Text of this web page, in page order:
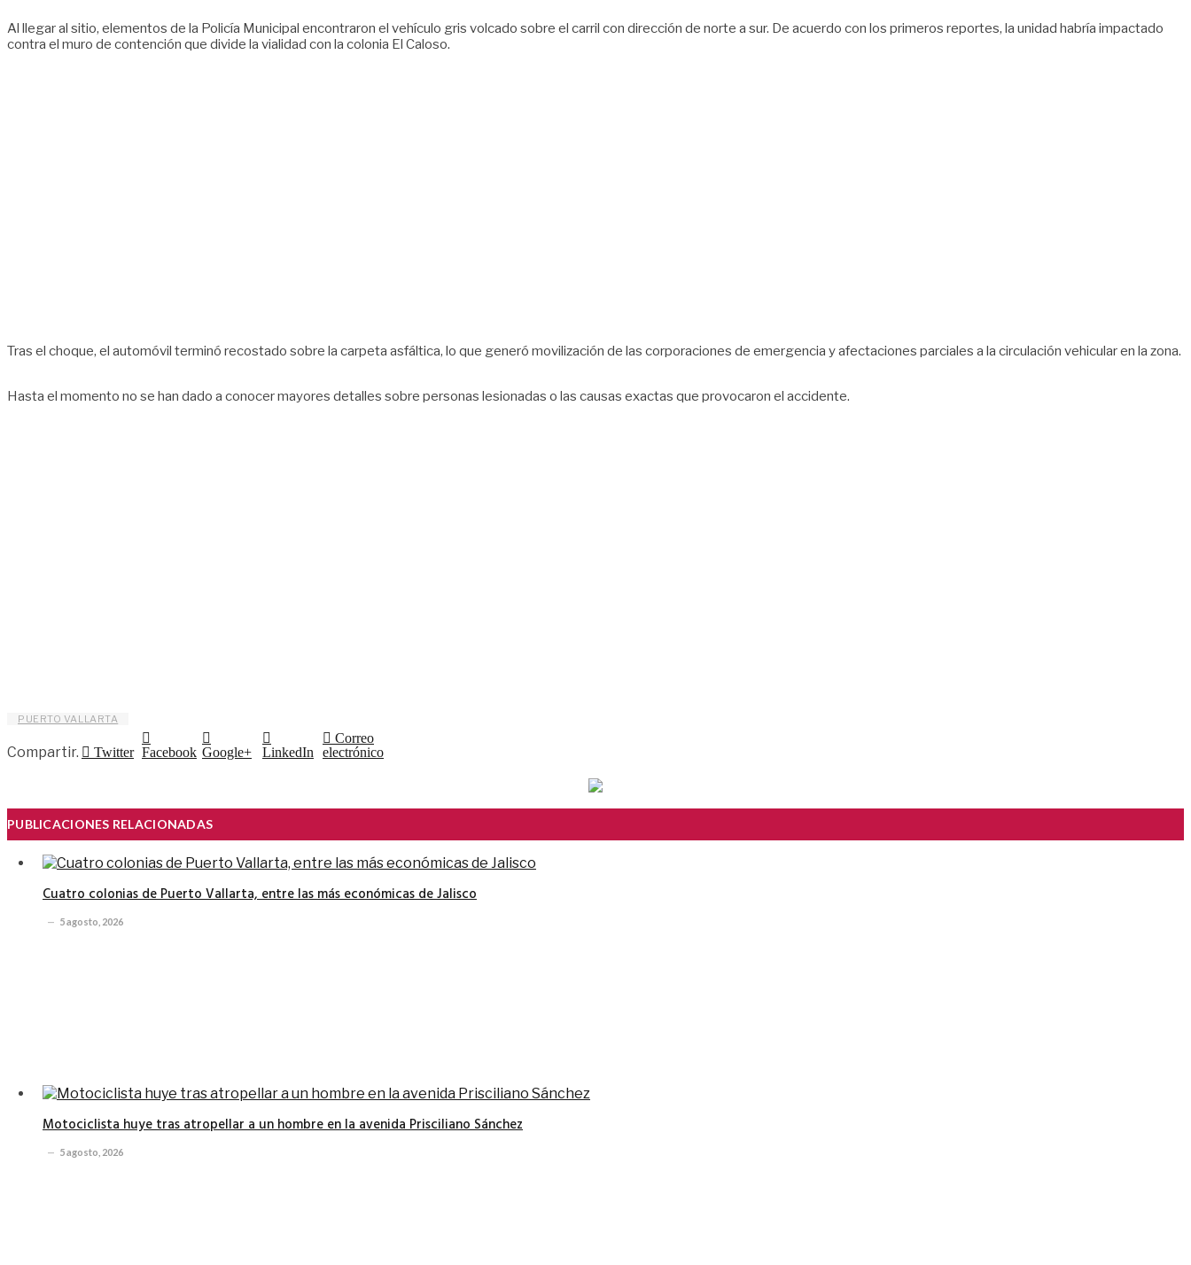
Al llegar al sitio, elementos de la Policía Municipal encontraron el vehículo gris volcado sobre el carril con dirección de norte a sur. De acuerdo con los primeros reportes, la unidad habría impactado
contra el muro de contención que divide la vialidad con la colonia El Caloso.
Tras el choque, el automóvil terminó recostado sobre la carpeta asfáltica, lo que generó movilización de las corporaciones de emergencia y afectaciones parciales a la circulación vehicular en la zona.
Hasta el momento no se han dado a conocer mayores detalles sobre personas lesionadas o las causas exactas que provocaron el accidente.
PUERTO VALLARTA
Compartir. Twitter Facebook Google+ LinkedIn
Correo
electrónico
PUBLICACIONES RELACIONADAS
Cuatro colonias de Puerto Vallarta, entre las más económicas de Jalisco
5 agosto, 2026
Motociclista huye tras atropellar a un hombre en la avenida Prisciliano Sánchez
5 agosto, 2026